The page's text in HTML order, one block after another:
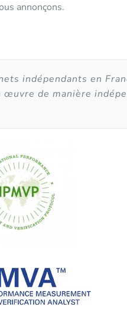
annonçons.
indépendants en
de manière